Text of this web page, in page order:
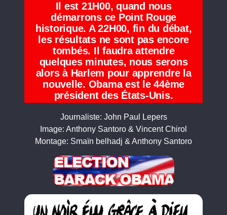
Il est 21H00, quand nous
démarrons ce Point Rouge
historique. A 22H00, fin du débat,
les résultats ne sont pas encore
tombés. Il faudra attendre
quelques minutes, nous serons
alors à Harlem pour apprendre la
nouvelle. Obama est le 44ème
président des États-Unis.
Journaliste: John Paul Lepers
Image: Anthony Santoro & Vincent Chirol
Montage: Smaïn belhadj & Anthony Santoro